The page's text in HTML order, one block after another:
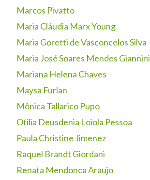
Marcos Pivatto
Maria Cláudia Marx Young
Maria Goretti de Vasconcelos Silva
Maria José Soares Mendes Giannini
Mariana Helena Chaves
Maysa Furlan
Mônica Tallarico Pupo
Otilia Deusdenia Loiola Pessoa
Paula Christine Jimenez
Raquel Brandt Giordani
Renata Mendonca Araujo